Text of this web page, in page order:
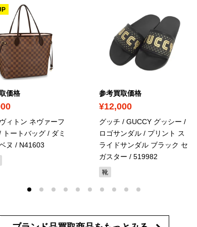
価格
ィトン ネヴァーフ
トートバッグ / ダミ
ヌ / N41603
参考買取価格
¥12,000
グッチ / GUCCY グッシー /
ロゴサンダル / プリント ス
ライドサンダル ブラック セ
ガスター / 519982
靴